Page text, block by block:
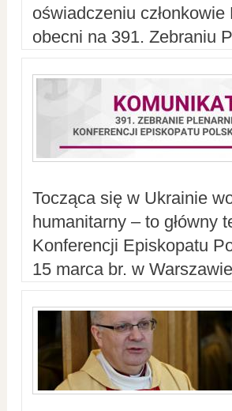
oświadczeniu
obecni na 391. Zebraniu
Tocząca się w Ukrainie
humanitarny – to główny
Konferencji Episkopatu
15 marca br. w